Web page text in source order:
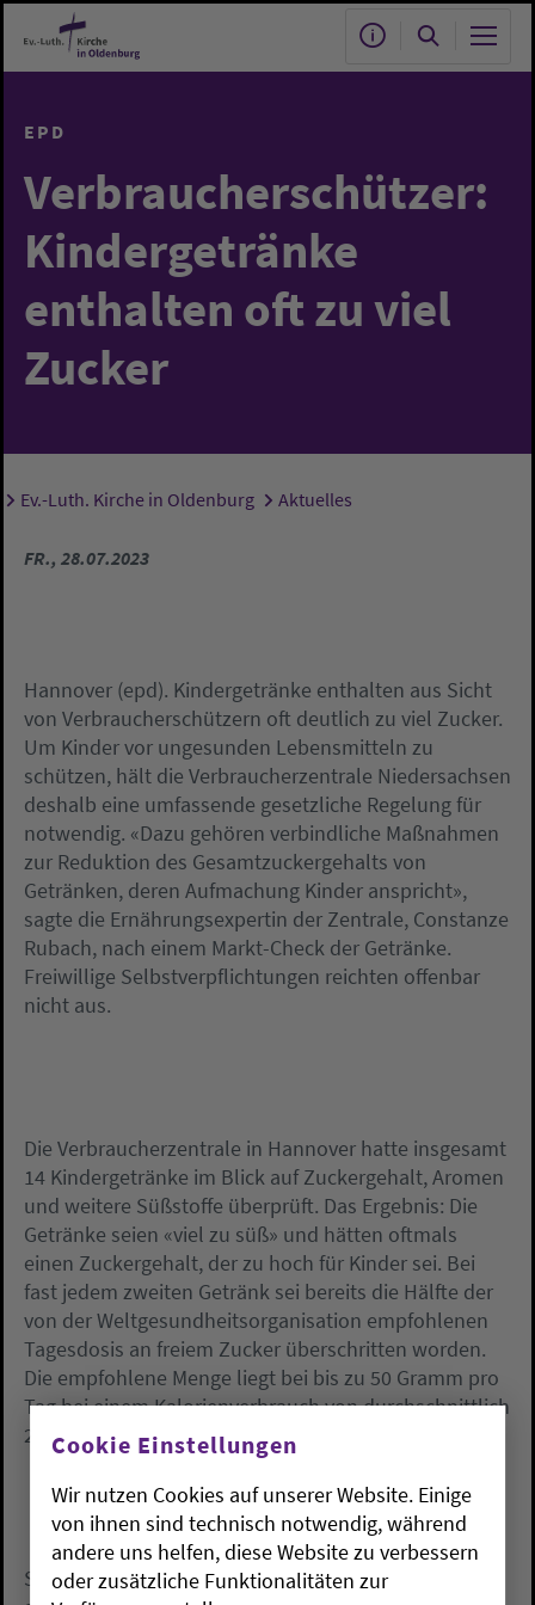
Zum Hauptinhalt springen
EPD
Verbraucherschützer:
Kindergetränke
enthalten oft zu viel
Zucker
Sie sind hier:
Ev.-Luth. Kirche in Oldenburg Aktuelles
FR., 28.07.2023
Hannover (epd). Kindergetränke enthalten aus Sicht
von Verbraucherschützern oft deutlich zu viel Zucker.
Um Kinder vor ungesunden Lebensmitteln zu
schützen, hält die Verbraucherzentrale Niedersachsen
deshalb eine umfassende gesetzliche Regelung für
notwendig. «Dazu gehören verbindliche Maßnahmen
zur Reduktion des Gesamtzuckergehalts von
Getränken, deren Aufmachung Kinder anspricht»,
sagte die Ernährungsexpertin der Zentrale, Constanze
Rubach, nach einem Markt-Check der Getränke.
Freiwillige Selbstverpflichtungen reichten offenbar
nicht aus.
Die Verbraucherzentrale in Hannover hatte insgesamt
14 Kindergetränke im Blick auf Zuckergehalt, Aromen
und weitere Süßstoffe überprüft. Das Ergebnis: Die
Getränke seien «viel zu süß» und hätten oftmals
einen Zuckergehalt, der zu hoch für Kinder sei. Bei
fast jedem zweiten Getränk sei bereits die Hälfte der
von der Weltgesundheitsorganisation empfohlenen
Tagesdosis an freiem Zucker überschritten worden.
Die empfohlene Menge liegt bei bis zu 50 Gramm pro
Tag bei einem Kalorienverbrauch von durchschnittlich
2.000 Kilokalorien.
Sieben Produkte seien mit zusätzlichem Zucker
Cookie Einstellungen
Wir nutzen Cookies auf unserer Website. Einige
von ihnen sind technisch notwendig, während
andere uns helfen, diese Website zu verbessern
oder zusätzliche Funktionalitäten zur